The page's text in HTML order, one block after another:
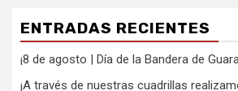
ENTRADAS RECIENTES
¡8 de agosto | Día de la Bandera de
¡A través de nuestras cuadrillas